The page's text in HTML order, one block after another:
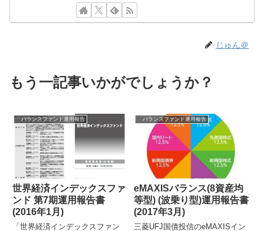
じゅん＠
もう一記事いかがでしょうか？
バランスファンド運用報告
世界経済インデックスファ
ンド 第7期運用報告書
(2016年1月)
「世界経済インデックスファン
バランスファンド運用報告
eMAXISバランス(8資産均
等型) (波乗り型)運用報告書
(2017年3月)
三菱UFJ国債投信のeMAXISイン